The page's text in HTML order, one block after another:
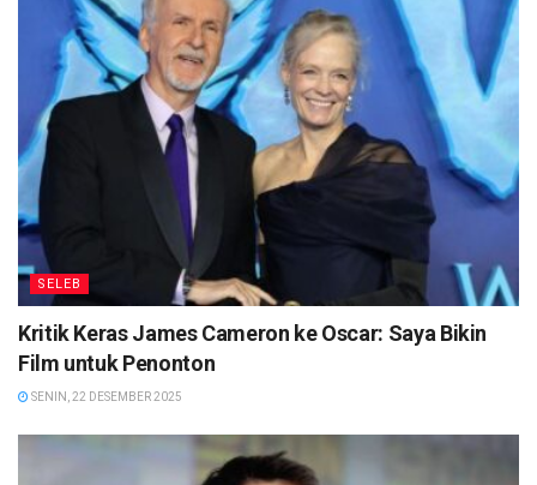
SELEB
Kritik Keras James Cameron ke Oscar: Saya Bikin
Film untuk Penonton
SENIN, 22 DESEMBER 2025